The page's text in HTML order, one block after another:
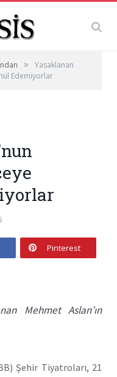
»
Yasaklanan
Edemiyorlar
Pinterest
Mehmet Aslan’ın
Şehir Tiyatroları, 21